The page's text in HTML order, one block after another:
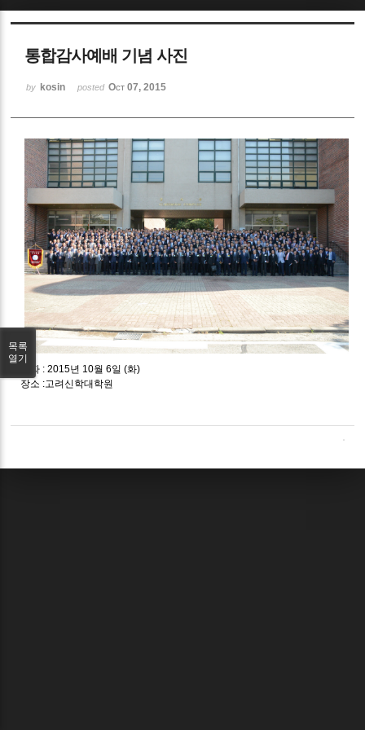
통합감사예배 기념 사진
by kosin posted Oct 07, 2015
날짜 : 2015년 10월 6일 (화)
장소 :고려신학대학원
목록
열기
Sketchbook5, 스케치북5
Sketchbook5, 스케치북5